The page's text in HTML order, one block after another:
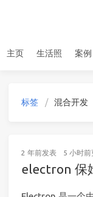
主页 生活照 案例
标签 混合开发
2 年前发表 5 小时前
electron 保